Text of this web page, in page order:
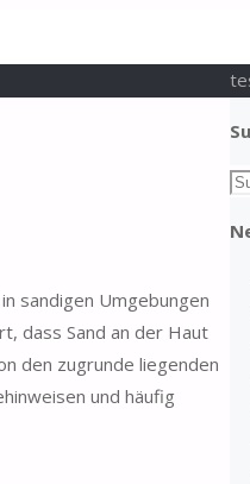
sandigen Umgebungen
dass Sand an der Haut
den zugrunde liegenden
und häufig